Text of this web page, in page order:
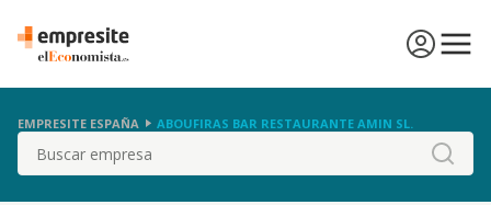
EMPRESITE ESPAÑA ABOUFIRAS BAR RESTAURANTE AMIN SL.
Buscar